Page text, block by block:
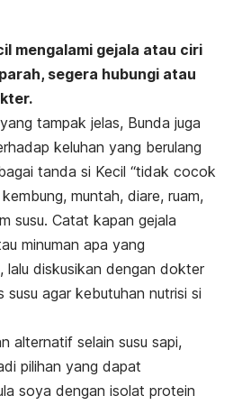
mengalami gejala atau ciri
segera hubungi atau
tampak jelas, Bunda juga
keluhan yang berulang
tanda si Kecil “tidak cocok
muntah, diare, ruam,
susu. Catat kapan gejala
minuman apa yang
lalu diskusikan dengan dokter
susu agar kebutuhan nutrisi si
alternatif selain susu sapi,
pilihan yang dapat
soya dengan isolat protein